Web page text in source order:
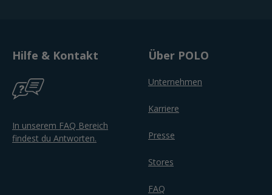
Hilfe & Kontakt
In unserem FAQ Bereich
findest du Antworten.
Über POLO
Unternehmen
Karriere
Presse
Stores
FAQ